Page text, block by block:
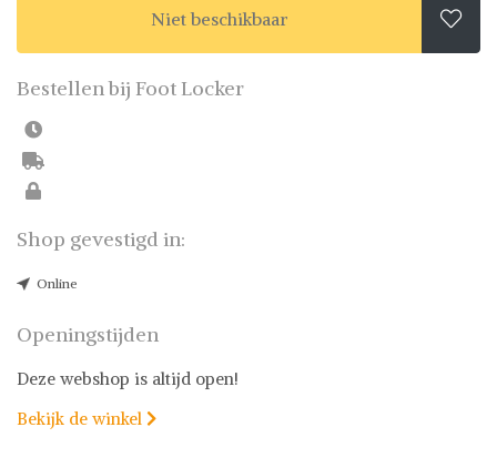
Niet beschikbaar 
Bestellen bij Foot Locker
Shop gevestigd in:
Online
Openingstijden
Deze webshop is altijd open!
Bekijk de winkel 